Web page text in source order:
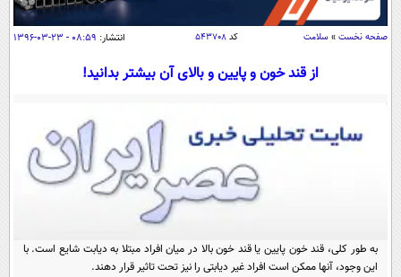
اقتصاد
اقتصادی
جامعه
حوادث
یک برش دانایی
سفر و تفریح
بین الملل
علم و دانش
علمی
گوناگون
صفحه نخست » سلامت کد۵۴۳۷۰۸ انتشار: ۰۸:۵۹ - ۲۳-۰۳-۱۳۹۶
از قند خون و پایین و بالای آن بیشتر بدانید!
به طور کلی، قند خون پایین یا قند خون بالا در میان افراد مبتلا به دیابت شایع است. با
این وجود، آنها ممکن است افراد غیر دیابتی را نیز تحت تاثیر قرار دهند.